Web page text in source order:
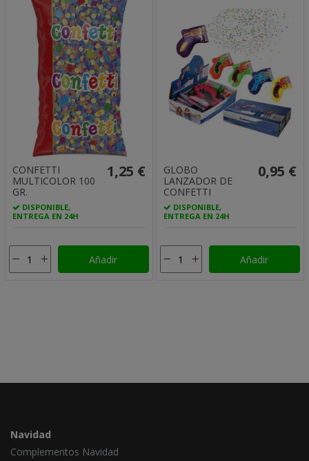
CONFETTI
MULTICOLOR 100
GR.
DISPONIBLE,
ENTREGA EN 24H
1,25 €
Añadir
GLOBO
LANZADOR DE
CONFETTI
DISPONIBLE,
ENTREGA EN 24H
0,95 €
Añadir
Navidad
Complementos Navidad